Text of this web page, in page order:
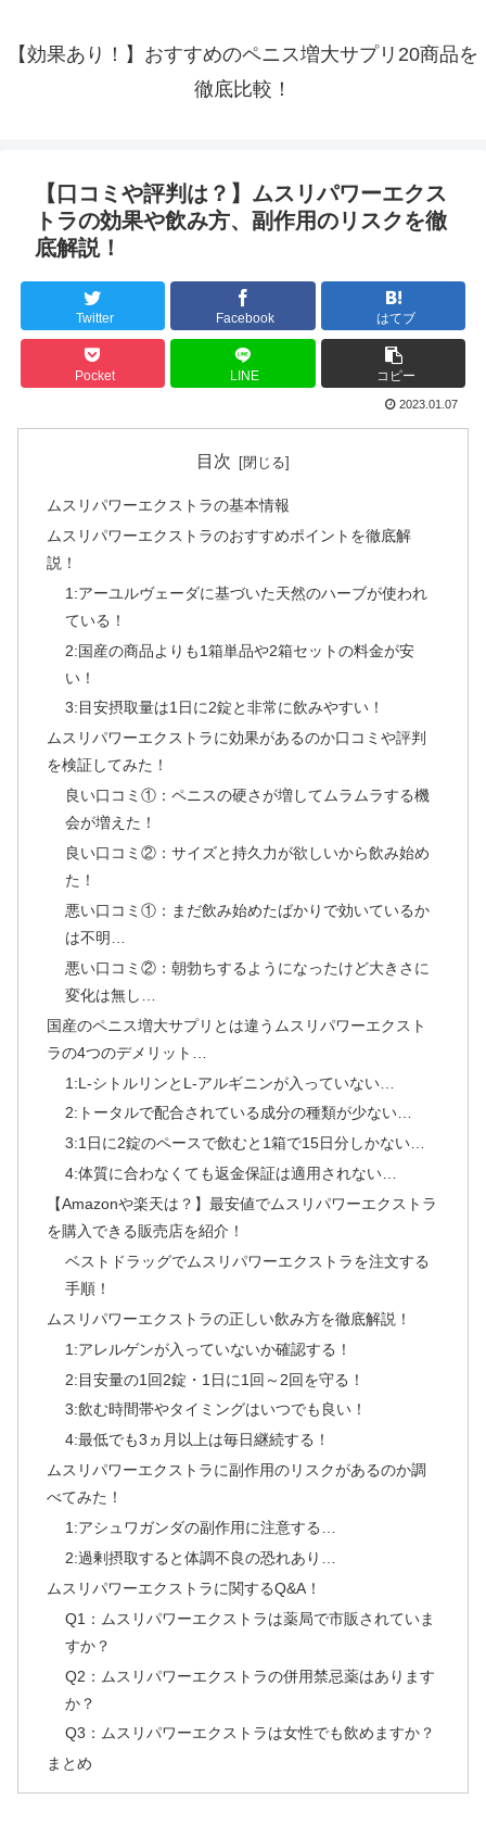
【効果あり！】おすすめのペニス増大サプリ20商品を
徹底比較！
【口コミや評判は？】ムスリパワーエクス
トラの効果や飲み方、副作用のリスクを徹
底解説！
Twitter Facebook はてブ
Pocket LINE コピー
2023.01.07
目次
ムスリパワーエクストラの基本情報
ムスリパワーエクストラのおすすめポイントを徹底解
説！
1:アーユルヴェーダに基づいた天然のハーブが使われ
ている！
2:国産の商品よりも1箱単品や2箱セットの料金が安
い！
3:目安摂取量は1日に2錠と非常に飲みやすい！
ムスリパワーエクストラに効果があるのか口コミや評判
を検証してみた！
良い口コミ①：ペニスの硬さが増してムラムラする機
会が増えた！
良い口コミ②：サイズと持久力が欲しいから飲み始め
た！
悪い口コミ①：まだ飲み始めたばかりで効いているか
は不明…
悪い口コミ②：朝勃ちするようになったけど大きさに
変化は無し…
国産のペニス増大サプリとは違うムスリパワーエクスト
ラの4つのデメリット…
1:L-シトルリンとL-アルギニンが入っていない…
2:トータルで配合されている成分の種類が少ない…
3:1日に2錠のペースで飲むと1箱で15日分しかない…
4:体質に合わなくても返金保証は適用されない…
【Amazonや楽天は？】最安値でムスリパワーエクストラ
を購入できる販売店を紹介！
ベストドラッグでムスリパワーエクストラを注文する
手順！
ムスリパワーエクストラの正しい飲み方を徹底解説！
1:アレルゲンが入っていないか確認する！
2:目安量の1回2錠・1日に1回～2回を守る！
3:飲む時間帯やタイミングはいつでも良い！
4:最低でも3ヵ月以上は毎日継続する！
ムスリパワーエクストラに副作用のリスクがあるのか調
べてみた！
1:アシュワガンダの副作用に注意する…
2:過剰摂取すると体調不良の恐れあり…
ムスリパワーエクストラに関するQ&A！
Q1：ムスリパワーエクストラは薬局で市販されていま
すか？
Q2：ムスリパワーエクストラの併用禁忌薬はあります
か？
Q3：ムスリパワーエクストラは女性でも飲めますか？
まとめ